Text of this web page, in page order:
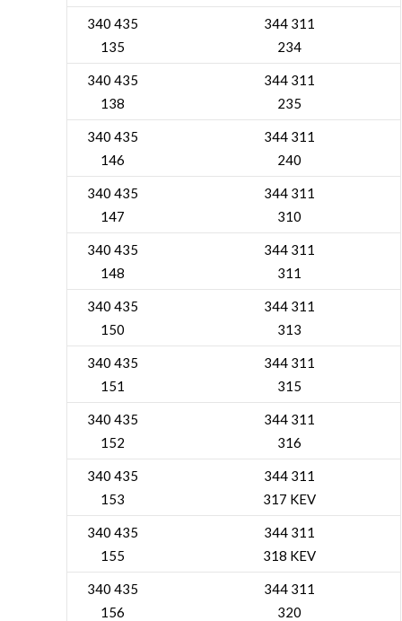
340 435
135
344 311
234
340 435
138
344 311
235
340 435
146
344 311
240
340 435
147
344 311
310
340 435
148
344 311
311
340 435
150
344 311
313
340 435
151
344 311
315
340 435
152
344 311
316
340 435
153
344 311
317 KEV
340 435
155
344 311
318 KEV
340 435
156
344 311
320